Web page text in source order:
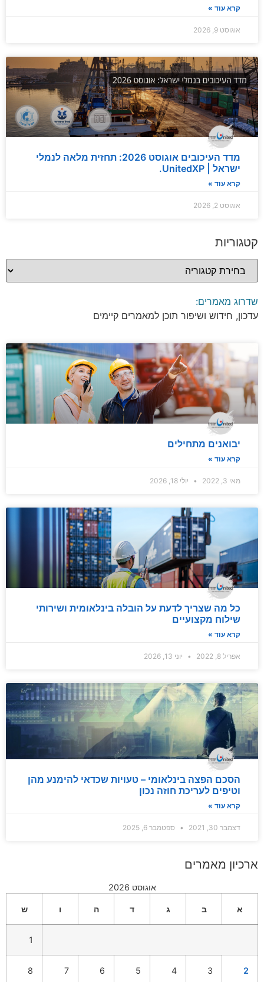
קרא עוד »
אוגוסט 9, 2026
מדד העיכובים אוגוסט 2026: תחזית מלאה לנמלי
ישראל | UnitedXP.
קרא עוד »
אוגוסט 2, 2026
קטגוריות
שדרוג מאמרים:
עדכון, חידוש ושיפור תוכן למאמרים קיימים
יבואנים מתחילים
קרא עוד »
מאי 3, 2022 יולי 18, 2026
כל מה שצריך לדעת על הובלה בינלאומית ושירותי
שילוח מקצועיים
קרא עוד »
אפריל 8, 2022 יוני 13, 2026
הסכם הפצה בינלאומי – טעויות שכדאי להימנע מהן
וטיפים לעריכת חוזה נכון
קרא עוד »
דצמבר 30, 2021 ספטמבר 6, 2025
ארכיון מאמרים
אוגוסט 2026
א ב ג ד ה ו ש
1
2
3
4
5
6
7
8